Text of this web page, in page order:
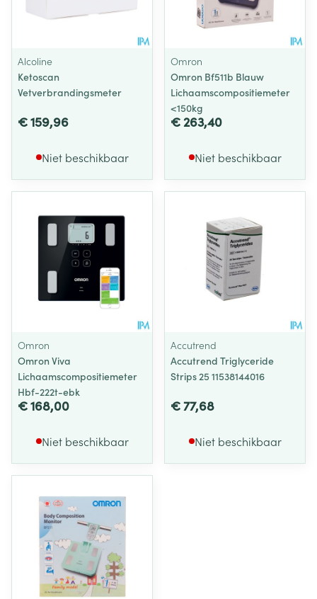
Alcoline
Ketoscan
Vetverbrandingsmeter
€ 159,96
Niet beschikbaar
Omron
Omron Bf511b Blauw
Lichaamscompositiemeter
<150kg
€ 263,40
Niet beschikbaar
Omron
Omron Viva
Lichaamscompositiemeter
Hbf-222t-ebk
€ 168,00
Niet beschikbaar
Accutrend
Accutrend Triglyceride
Strips 25 11538144016
€ 77,68
Niet beschikbaar